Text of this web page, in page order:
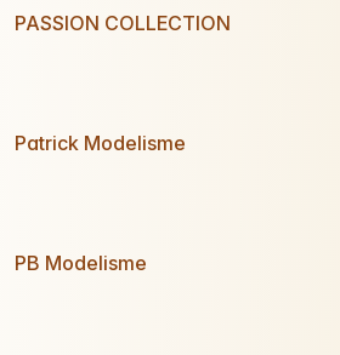
PASSION COLLECTION
Patrick Modelisme
PB Modelisme